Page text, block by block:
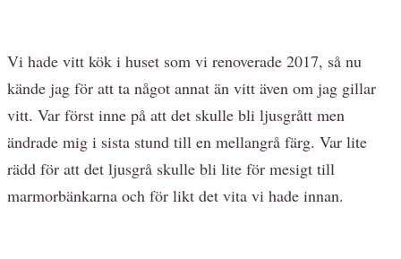
Vi hade vitt kök i huset som vi renoverade 2017, så nu
kände jag för att ta något annat än vitt även om jag gillar
vitt. Var först inne på att det skulle bli ljusgrått men
ändrade mig i sista stund till en mellangrå färg. Var lite
rädd för att det ljusgrå skulle bli lite för mesigt till
marmorbänkarna och för likt det vita vi hade innan.